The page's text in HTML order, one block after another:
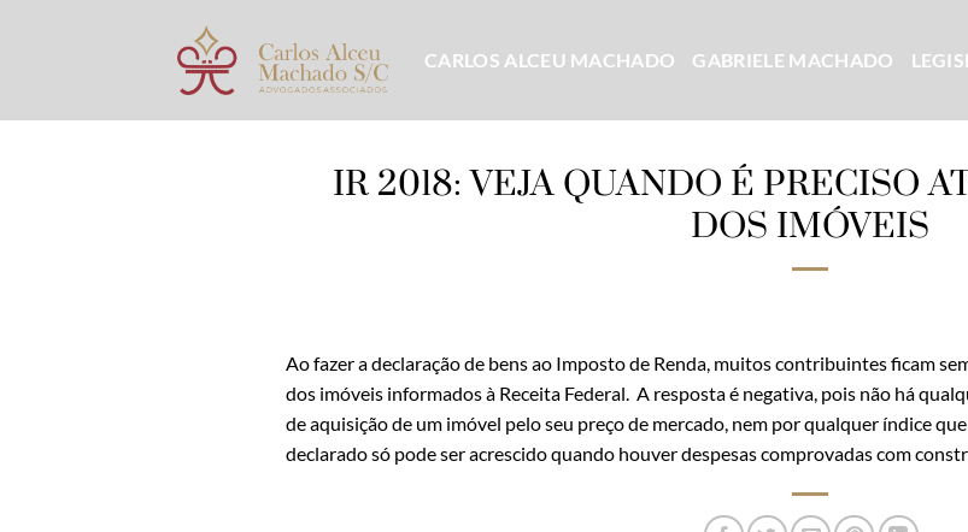
CARLOS ALCEU MACHADO GABRIELE MACHADO
IR 2018: VEJA QUANDO É PRECISO
DOS IMÓVEIS
Ao fazer a declaração de bens ao Imposto de Renda, muitos contribuintes ficam
dos imóveis informados à Receita Federal. A resposta é negativa, pois não há
de aquisição de um imóvel pelo seu preço de mercado, nem por qualquer índice
declarado só pode ser acrescido quando houver despesas comprovadas com